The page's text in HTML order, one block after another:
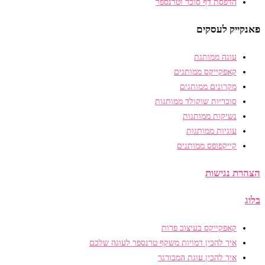
הדפסת דף סוכר וטרנספר
פאנקייק לעסקים
עוגה ממותגת
קאפקייקס ממותגים
מקרונים ממותגים
סוכריות שוקולד ממותגות
נשיקות ממותגות
עוגיות ממותגות
קייקפופס ממותגים
הצהרת נגישות
בלוג
קאפקייקס בעיצוב פרות
איך להכין דמויות משקף טרנספר לעוגה שלכם
איך להכין עוגת המבורגר